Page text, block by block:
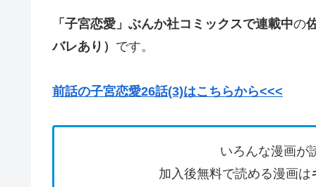
「子宮恋愛」 ぶんか社コミックスで連載中の
バレあり） です。
前話の子宮恋愛26話(3)はこちらから<<<
いろんな漫画が
加入後無料で読める漫画は